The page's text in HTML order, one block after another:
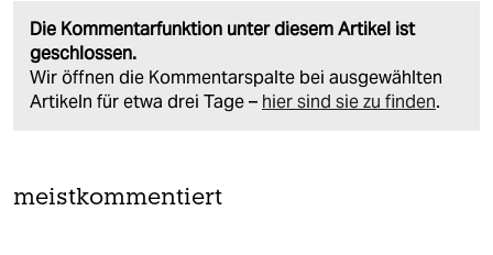
Die Kommentarfunktion unter diesem Artikel ist
geschlossen.
Wir öffnen die Kommentarspalte bei ausgewählten
Artikeln für etwa drei Tage – hier sind sie zu finden.
meistkommentiert